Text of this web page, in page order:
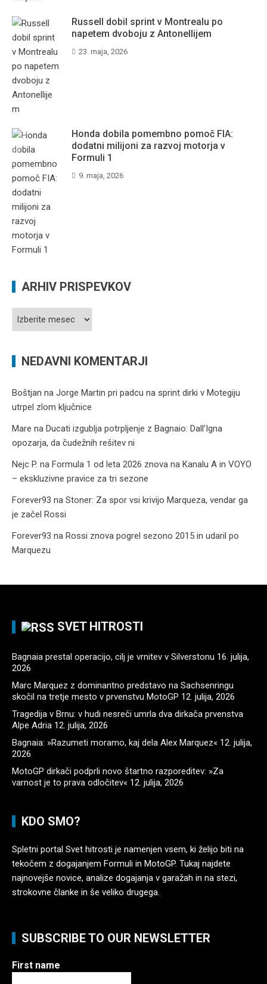
Russell dobil sprint v Montrealu po
napetem dvoboju z Antonellijem
23. maja, 2026
Honda dobila pomembno pomoč FIA:
dodatni milijoni za razvoj motorja v
Formuli 1
9. maja, 2026
ARHIV PRISPEVKOV
Arhiv
NEDAVNI KOMENTARJI
Boštjan na Jorge Martin pri padcu na sprint dirki v Motegiju
utrpel zlom ključnice
Mare na Ducati izgublja potrpljenje z Bagnaio: Dall’Igna
opozarja, da čudežnih rešitev ni
Nejc P. na Formula 1 od leta 2026 znova na Kanalu A in VOYO
– ekskluzivne pravice za tri sezone
Forever93 na Stoner: Za spor vsi krivijo Marqueza, vendar ga
je začel Rossi
Forever93 na Rossi znova pogrel sezono 2015 in udaril po
Marquezu
SVET HITROSTI
Bagnaia prestal operacijo, cilj je vrnitev v Silverstonu 16. julija,
2026
Marc Marquez z dominantno predstavo na Sachsenringu
skočil na tretje mesto v prvenstvu MotoGP 12. julija, 2026
Tragedija v Brnu: v hudi nesreči umrla dva dirkača prvenstva
Alpe Adria 12. julija, 2026
Bagnaia: »Razumeti moramo, kaj dela Alex Marquez« 12. julija,
2026
MotoGP dirkači podprli novo štartno razporeditev: »Za
varnost je to prava odločitev« 12. julija, 2026
KDO SMO?
Spletni portal Svet hitrosti je namenjen vsem, ki želijo biti na
tekočem z dogajanjem Formuli in MotoGP. Tukaj najdete
najnovejše novice, analize dogajanja v garažah in na stezi,
strokovne članke in še veliko drugega.
SUBSCRIBE TO OUR NEWSLETTER
First name